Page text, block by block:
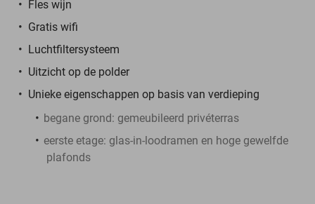
Fles wijn
Gratis wifi
Luchtfiltersysteem
Uitzicht op de polder
Unieke eigenschappen op basis van verdieping
begane grond: gemeubileerd privéterras
eerste etage: glas-in-loodramen en hoge gewelfde
plafonds